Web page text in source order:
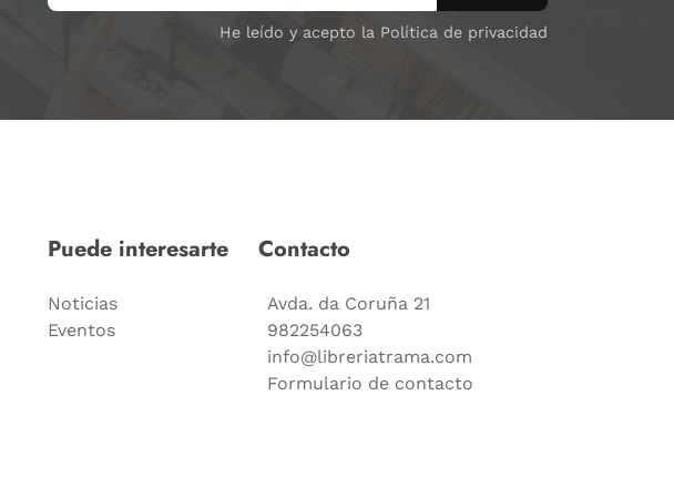
He leído y acepto la Política de privacidad
Puede interesarte
Noticias
Eventos
Contacto
Avda. da Coruña 21
982254063
info@libreriatrama.com
Formulario de contacto